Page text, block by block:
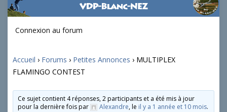
Connexion au forum
Accueil › Forums › Petites Annonces › MULTIPLEX
FLAMINGO CONTEST
Ce sujet contient 4 réponses, 2 participants et a été mis à jour
pour la dernière fois par
Alexandre, le il y a 1 année et 10 mois.